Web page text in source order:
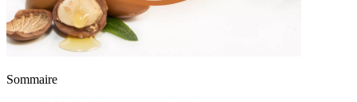
Sommaire